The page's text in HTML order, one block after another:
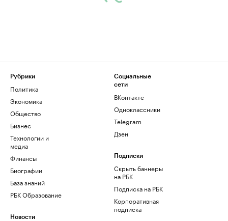
Рубрики
Политика
Экономика
Общество
Бизнес
Технологии и
медиа
Финансы
Биографии
База знаний
РБК Образование
Новости
Социальные
сети
ВКонтакте
Одноклассники
Telegram
Дзен
Подписки
Скрыть баннеры
на РБК
Подписка на РБК
Корпоративная
подписка